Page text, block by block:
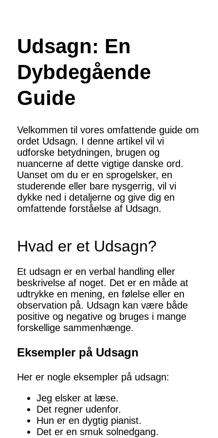
Udsagn: En
Dybdegående
Guide
Velkommen til vores omfattende guide om
ordet Udsagn. I denne artikel vil vi
udforske betydningen, brugen og
nuancerne af dette vigtige danske ord.
Uanset om du er en sprogelsker, en
studerende eller bare nysgerrig, vil vi
dykke ned i detaljerne og give dig en
omfattende forståelse af Udsagn.
Hvad er et Udsagn?
Et udsagn er en verbal handling eller
beskrivelse af noget. Det er en måde at
udtrykke en mening, en følelse eller en
observation på. Udsagn kan være både
positive og negative og bruges i mange
forskellige sammenhænge.
Eksempler på Udsagn
Her er nogle eksempler på udsagn:
Jeg elsker at læse.
Det regner udenfor.
Hun er en dygtig pianist.
Det er en smuk solnedgang.